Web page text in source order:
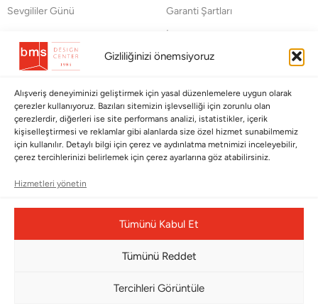
Gizliliğinizi önemsiyoruz
Alışveriş deneyiminizi geliştirmek için yasal düzenlemelere uygun olarak
çerezler kullanıyoruz. Bazıları sitemizin işlevselliği için zorunlu olan
çerezlerdir, diğerleri ise site performans analizi, istatistikler, içerik
kişiselleştirmesi ve reklamlar gibi alanlarda size özel hizmet sunabilmemiz
için kullanılır. Detaylı bilgi için çerez ve aydınlatma metnimizi inceleyebilir,
çerez tercihlerinizi belirlemek için çerez ayarlarına göz atabilirsiniz.
Hizmetleri yönetin
Tümünü Kabul Et
Tümünü Reddet
Tercihleri Görüntüle
Sevgililer Günü
Wedding
Yılbaşı
Yat
Garanti Şartları
İade Politikası
Kullanım Koşulları
Mesafeli Satış Sözleşmesi
Ödeme Bildirimi
Hata Bildirim Formu
BÜLTENİMİZE ABONE OLUN
Kayıt olun ve fırsatlardan ilk siz yararlanın!
Bizi Takip Edin